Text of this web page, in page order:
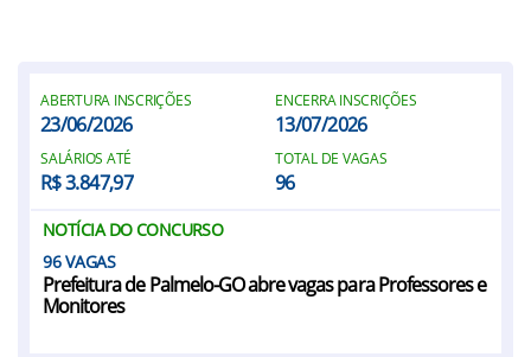
ABERTURA INSCRIÇÕES
23/06/2026
ENCERRA INSCRIÇÕES
13/07/2026
SALÁRIOS ATÉ
R$ 3.847,97
TOTAL DE VAGAS
96
NOTÍCIA DO CONCURSO
96
Prefeitura de Palmelo-GO abre vagas para Professores e
Monitores